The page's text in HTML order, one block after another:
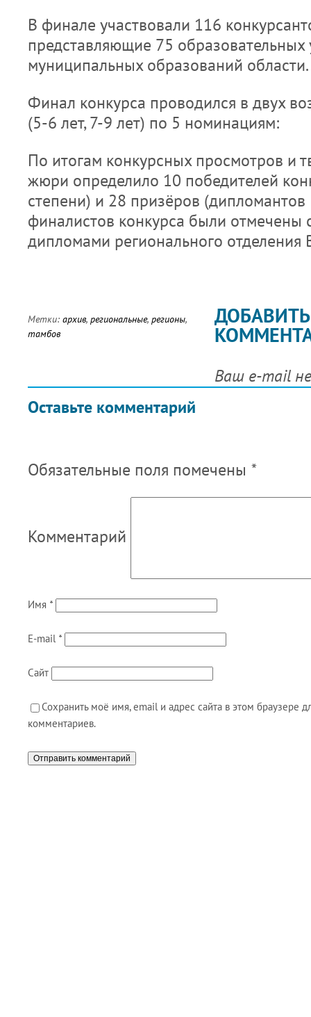
В финале участвовали 116
представляющие 75
муниципальных образований области.
Финал конкурса проводился в двух
(5-6 лет, 7-9 лет) по 5 номинациям:
По итогам конкурсных просмотров и
жюри определило 10 победителей
степени) и 28 призёров
финалистов конкурса были отмечены
дипломами регионального
Метки: архив, региональные, регионы,
тамбов
Оставьте комментарий
ДОБАВИТЬ
Ваш e-mail
Обязательные поля помечены *
Комментарий
Имя *
E-mail *
Сайт
Сохранить моё имя, email и адрес сайта в этом браузере
комментариев.